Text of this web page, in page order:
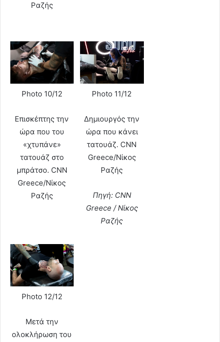
Ραζής
Photo 10/12
Επισκέπτης την
ώρα που του
«χτυπάνε»
τατουάζ στο
μπράτσο. CNN
Greece/Νίκος
Ραζής
Photo 11/12
Δημιουργός την
ώρα που κάνει
τατουάζ. CNN
Greece/Νίκος
Ραζής
Πηγή: CNN
Greece / Νίκος
Ραζής
Photo 12/12
Μετά την
ολοκλήρωση του